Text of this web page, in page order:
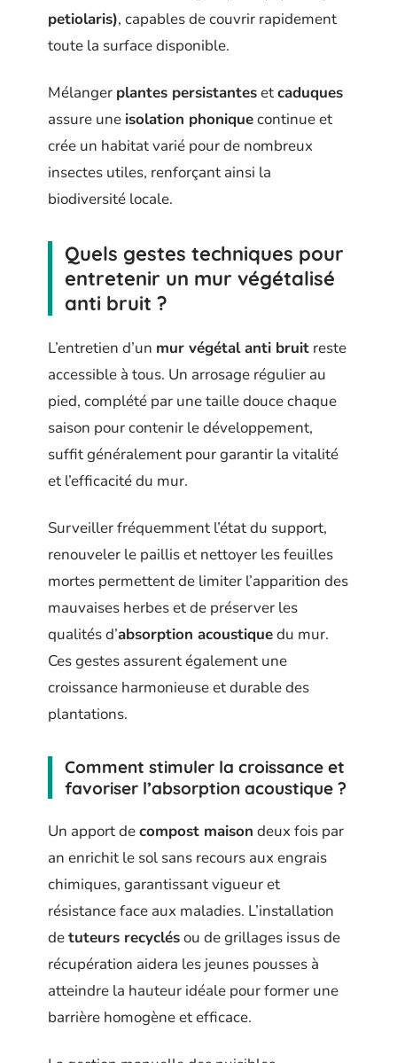
petiolaris), capables de couvrir rapidement
toute la surface disponible.
Mélanger plantes persistantesetcaduques
assure une isolation phoniquecontinue et
crée un habitat varié pour de nombreux
insectes utiles, renforçant ainsi la
biodiversité locale.
Quels gestes techniques pour
entretenir un mur végétalisé
anti bruit ?
L’entretien d’un mur végétal anti bruit reste
accessible à tous. Un arrosage régulier au
pied, complété par une taille douce chaque
saison pour contenir le développement,
suffit généralement pour garantir la vitalité
et l’efficacité du mur.
Surveiller fréquemment l’état du support,
renouveler le paillis et nettoyer les feuilles
mortes permettent de limiter l’apparition des
mauvaises herbes et de préserver les
qualités d’absorption acoustiquedu mur.
Ces gestes assurent également une
croissance harmonieuse et durable des
plantations.
Comment stimuler la croissance et
favoriser l’absorption acoustique ?
Un apport decompost maison deux fois par
an enrichit le sol sans recours aux engrais
chimiques, garantissant vigueur et
résistance face aux maladies. L’installation
detuteurs recyclésou de grillages issus de
récupération aidera les jeunes pousses à
atteindre la hauteur idéale pour former une
barrière homogène et efficace.